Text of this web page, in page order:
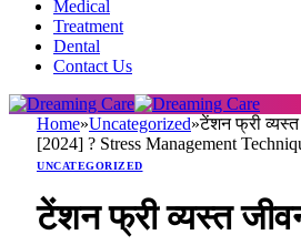
Medical
Treatment
Dental
Contact Us
Home»Uncategorized»टेंशन फ्री
[2024] ? Stress Management
UNCATEGORIZED
टेंशन फ्री व्यस्त